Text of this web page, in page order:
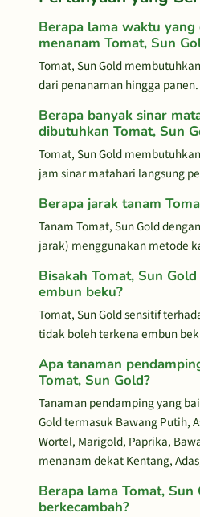
Berapa lama waktu
menanam Tomat, Sun
Tomat, Sun Gold
dari penanaman hingga panen.
Berapa banyak sinar
dibutuhkan Tomat, Sun
Tomat, Sun Gold
jam sinar matahari langsung
Berapa jarak tanam
Tanam Tomat, Sun Gold
jarak) menggunakan metode
Bisakah Tomat, Sun
embun beku?
Tomat, Sun Gold sensitif
tidak boleh terkena embun
Apa tanaman
Tomat, Sun Gold?
Tanaman pendamping yang
Gold termasuk Bawang Putih,
Wortel, Marigold, Paprika,
menanam dekat Kentang,
Berapa lama Tomat, Sun
berkecambah?